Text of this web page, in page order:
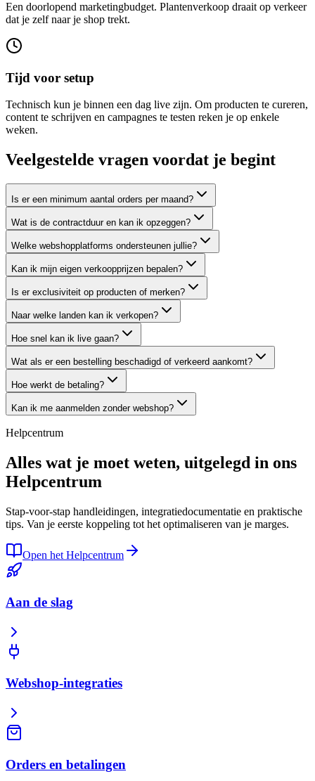
Een doorlopend marketingbudget. Plantenverkoop draait op verkeer
dat je zelf naar je shop trekt.
Tijd voor setup
Technisch kun je binnen een dag live zijn. Om producten te cureren,
content te schrijven en campagnes te testen reken je op enkele
weken.
Veelgestelde vragen voordat je begint
Is er een minimum aantal orders per maand?
Wat is de contractduur en kan ik opzeggen?
Welke webshopplatforms ondersteunen jullie?
Kan ik mijn eigen verkoopprijzen bepalen?
Is er exclusiviteit op producten of merken?
Naar welke landen kan ik verkopen?
Hoe snel kan ik live gaan?
Wat als er een bestelling beschadigd of verkeerd aankomt?
Hoe werkt de betaling?
Kan ik me aanmelden zonder webshop?
Helpcentrum
Alles wat je moet weten, uitgelegd in ons
Helpcentrum
Stap-voor-stap handleidingen, integratiedocumentatie en praktische
tips. Van je eerste koppeling tot het optimaliseren van je marges.
Open het Helpcentrum
Aan de slag
Webshop-integraties
Orders en betalingen